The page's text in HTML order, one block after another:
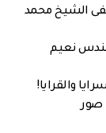
الشيخ محمد
نعيم
والقرايا!
صور